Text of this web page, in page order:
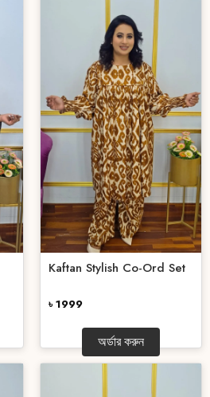
Kaftan Stylish Co-Ord Set
৳ 1999
অর্ডার করুন